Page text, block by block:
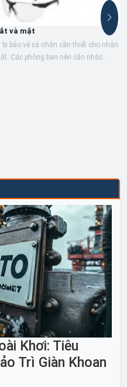
và mặt
bảo vệ cá nhân cần thiết cho nhân
Các phòng ban nên cân nhắc...
Khơi: Tiêu
Trì Giàn Khoan